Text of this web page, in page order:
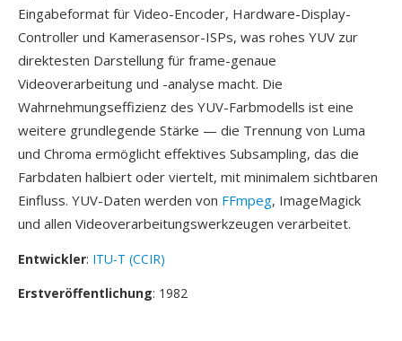
Eingabeformat für Video-Encoder, Hardware-Display-
Controller und Kamerasensor-ISPs, was rohes YUV zur
direktesten Darstellung für frame-genaue
Videoverarbeitung und -analyse macht. Die
Wahrnehmungseffizienz des YUV-Farbmodells ist eine
weitere grundlegende Stärke — die Trennung von Luma
und Chroma ermöglicht effektives Subsampling, das die
Farbdaten halbiert oder viertelt, mit minimalem sichtbaren
Einfluss. YUV-Daten werden von FFmpeg, ImageMagick
und allen Videoverarbeitungswerkzeugen verarbeitet.
Entwickler: ITU-T (CCIR)
Erstveröffentlichung: 1982